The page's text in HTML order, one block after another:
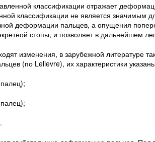
классификации отражает
классификации не является значимым
деформации пальцев, а опущения
стопы, и позволяет в дальнейшем
изменения, в зарубежной литературе
(по Lelievre), их характеристики